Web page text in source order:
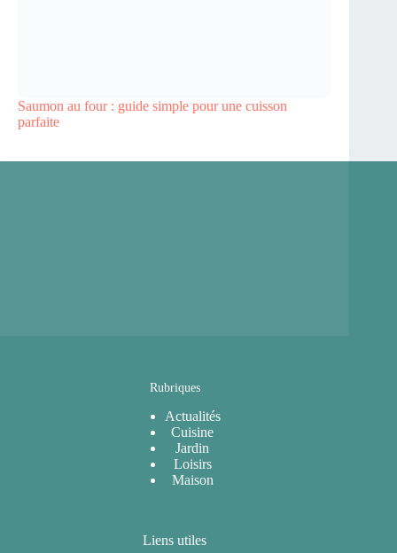
Saumon au four : guide simple pour une cuisson
parfaite
Rubriques
Actualités
Cuisine
Jardin
Loisirs
Maison
Liens utiles